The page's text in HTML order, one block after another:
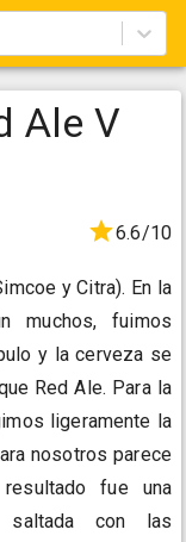
Ale V
6.6/10
y Citra). En la
muchos, fuimos
y la cerveza se
Red Ale. Para la
ligeramente la
nosotros parece
fue una
saltada con las